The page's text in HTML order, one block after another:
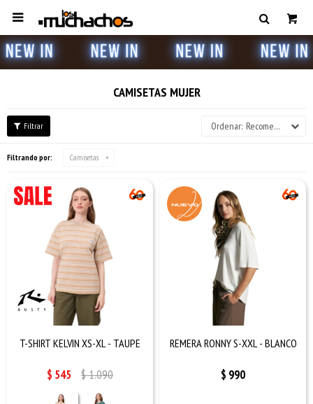

CAMISETAS MUJER
Recomendados
Filtrando por: Camisetas
T-SHIRT KELVIN XS-XL - TAUPE
$ 545 $1.090
REMERA RONNY S-XXL - BLANCO
$ 990